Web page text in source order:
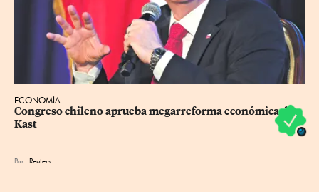
ECONOMÍA
Congreso chileno aprueba megarreforma económica de
Kast
Por Reuters